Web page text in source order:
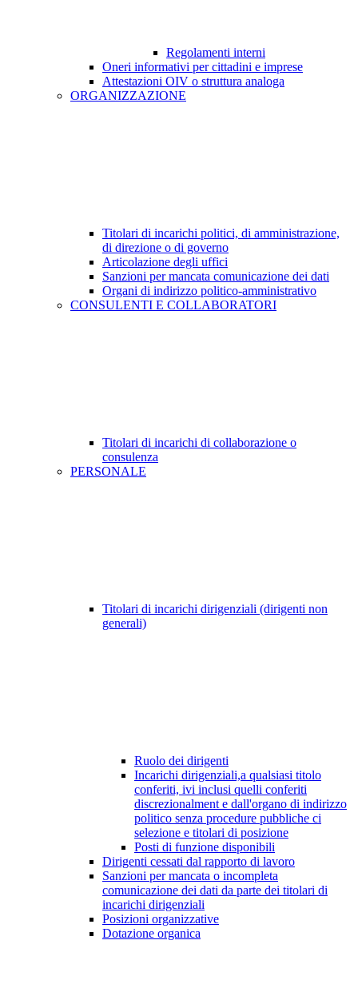
Regolamenti interni
Oneri informativi per cittadini e imprese
Attestazioni OIV o struttura analoga
ORGANIZZAZIONE
Titolari di incarichi politici, di amministrazione,
di direzione o di governo
Articolazione degli uffici
Sanzioni per mancata comunicazione dei dati
Organi di indirizzo politico-amministrativo
CONSULENTI E COLLABORATORI
Titolari di incarichi di collaborazione o
consulenza
PERSONALE
Titolari di incarichi dirigenziali (dirigenti non
generali)
Ruolo dei dirigenti
Incarichi dirigenziali,a qualsiasi titolo
conferiti, ivi inclusi quelli conferiti
discrezionalment e dall'organo di indirizzo
politico senza procedure pubbliche ci
selezione e titolari di posizione
Posti di funzione disponibili
Dirigenti cessati dal rapporto di lavoro
Sanzioni per mancata o incompleta
comunicazione dei dati da parte dei titolari di
incarichi dirigenziali
Posizioni organizzative
Dotazione organica